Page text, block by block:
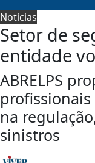
Noticias
Setor de
entidade
ABRELPS
na
sinistros